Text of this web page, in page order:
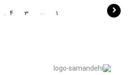
1
…
3
4